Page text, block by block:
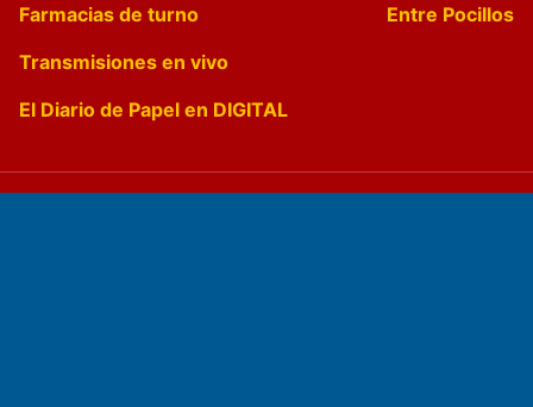
Farmacias de turno
Entre Pocillos
Transmisiones en vivo
El Diario de Papel en DIGITAL